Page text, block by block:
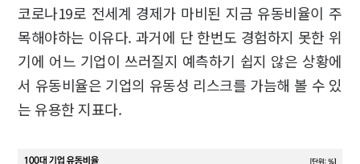
코로나19로 전세계 경제가 마비된 지금 유동비율이 주
목해야하는 이유다. 과거에 단 한번도 경험하지 못한 위
기에 어느 기업이 쓰러질지 예측하기 쉽지 않은 상황에
서 유동비율은 기업의 유동성 리스크를 가늠해 볼 수 있
는 유용한 지표다.